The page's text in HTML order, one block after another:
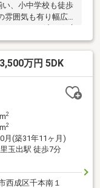
、小中学校も徒歩
囲気も有り幅広い
もちろん居室とし
もよく生活スタイ
は収納完備！シン
付きのゆとりある
すすめのお家で
万円 5DK
2
2
月(築31年11ヶ月)
玉出駅 徒歩7分
西成区千本南１